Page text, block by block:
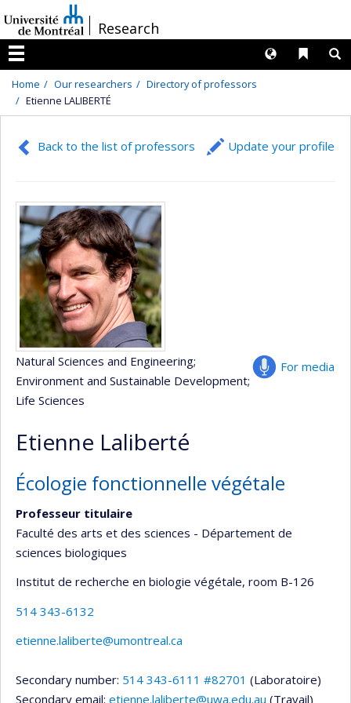
au
contenu
/Research
Menu
Liens
Langues
Home Our researchers
Directory of professors
Etienne LALIBERTÉ
Back to the list of professors Update your profile
For media
Natural Sciences and Engineering;
Environment and Sustainable Development;
Life Sciences
Etienne Laliberté
Écologie fonctionnelle végétale
Professeur titulaire
Faculté des arts et des sciences - Département de
sciences biologiques
Institut de recherche en biologie végétale, room B-126
514 343-6132
etienne.laliberte@umontreal.ca
Secondary number: 514 343-6111 #82701 (Laboratoire)
Secondary email: etienne.laliberte@uwa.edu.au (Travail)